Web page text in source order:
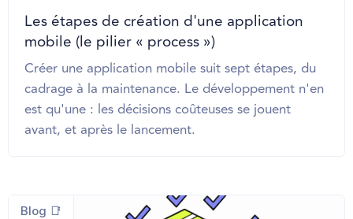
Les étapes de création d'une application
mobile (le pilier « process »)
Créer une application mobile suit sept étapes, du
cadrage à la maintenance. Le développement n'en
est qu'une : les décisions coûteuses se jouent
avant, et après le lancement.
Blog 📑